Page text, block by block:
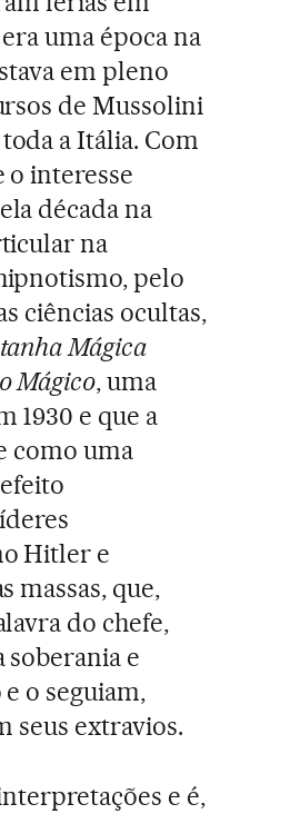
uma época na
em pleno
de Mussolini
a Itália. Com
o interesse
década na
na
pelo
ciências ocultas,
Mágica
Mágico, uma
1930 e que a
como uma
Hitler e
massas, que,
do chefe,
soberania e
o seguiam,
seus extravios.
e é,